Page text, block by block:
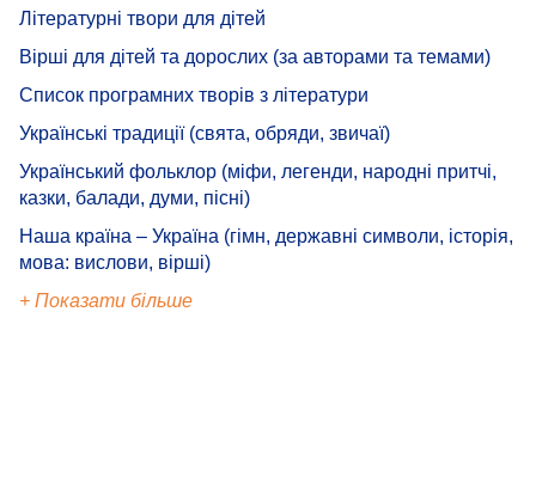
Літературні твори для дітей
Вірші для дітей та дорослих (за авторами та темами)
Список програмних творів з літератури
Українські традиції (свята, обряди, звичаї)
Український фольклор (міфи, легенди, народні притчі,
казки, балади, думи, пісні)
Наша країна – Україна (гімн, державні символи, історія,
мова: вислови, вірші)
+ Показати більше